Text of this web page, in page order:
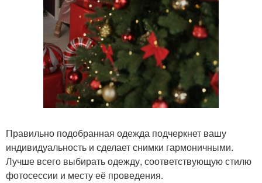
Правильно подобранная одежда подчеркнет вашу
индивидуальность и сделает снимки гармоничными.
Лучше всего выбирать одежду, соответствующую стилю
фотосессии и месту её проведения.